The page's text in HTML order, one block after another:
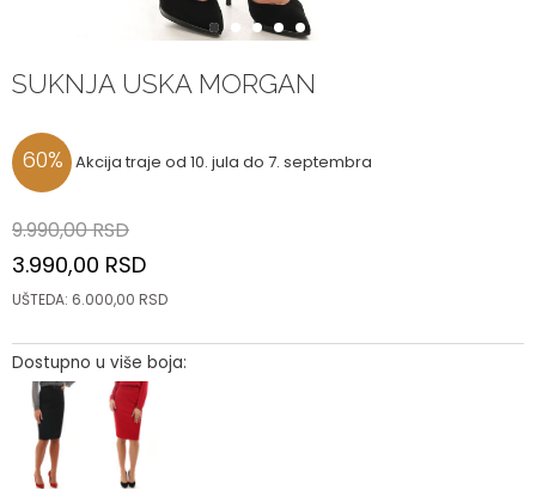
1 2 3 4 5
SUKNJA USKA MORGAN
60% Akcija traje od 10. jula do 7. septembra
9.990,00RSD
3.990,00 RSD
UŠTEDA: 6.000,00 RSD
Dostupno u više boja: